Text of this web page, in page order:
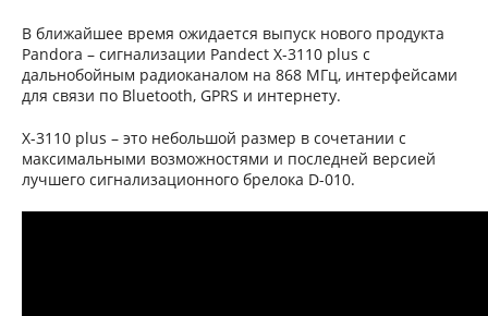
В ближайшее время ожидается выпуск нового продукта
Pandora – сигнализации Pandect X-3110 plus с
дальнобойным радиоканалом на 868 МГц, интерфейсами
для связи по Bluetooth, GPRS и интернету.
X-3110 plus – это небольшой размер в сочетании с
максимальными возможностями и последней версией
лучшего сигнализационного брелока D-010.